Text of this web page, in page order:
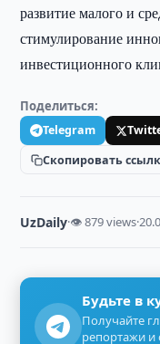
развитие малого и
стимулирование
инвестиционного
Поделиться:
Telegram
Скопировать
UzDaily·👁 879 views·
Будьте в
Получайте
репортажи и